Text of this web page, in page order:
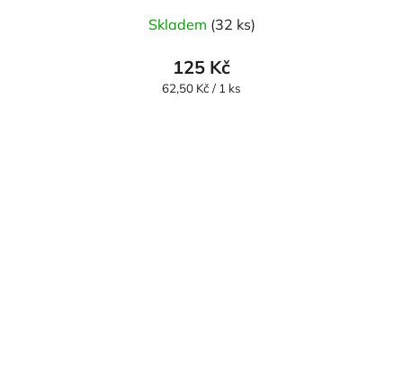
Skladem (32 ks)
125 Kč
Měrná
62,50 Kč / 1 ks